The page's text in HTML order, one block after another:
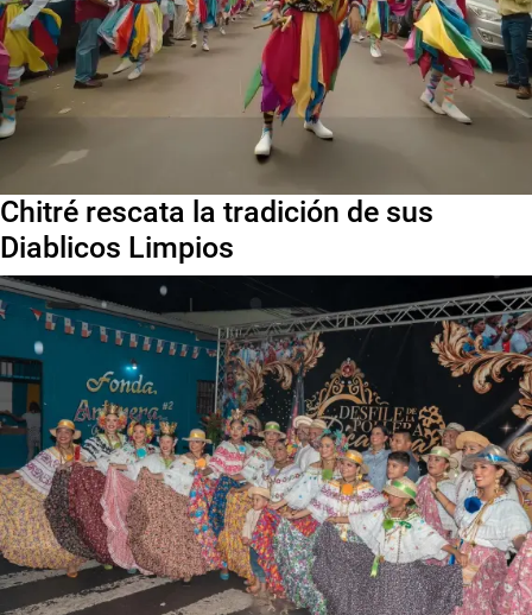
Chitré rescata la tradición de sus
Diablicos Limpios